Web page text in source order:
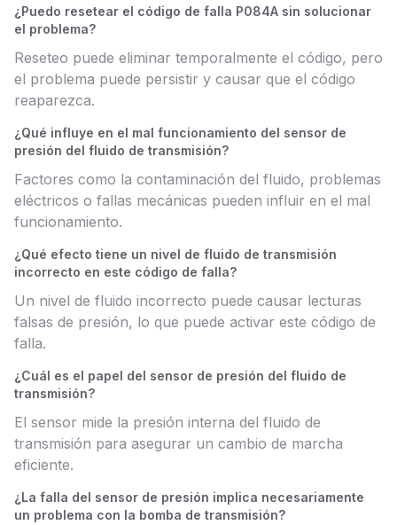
¿Puedo resetear el código de falla P084A sin solucionar
el problema?
Reseteo puede eliminar temporalmente el código, pero
el problema puede persistir y causar que el código
reaparezca.
¿Qué influye en el mal funcionamiento del sensor de
presión del fluido de transmisión?
Factores como la contaminación del fluido, problemas
eléctricos o fallas mecánicas pueden influir en el mal
funcionamiento.
¿Qué efecto tiene un nivel de fluido de transmisión
incorrecto en este código de falla?
Un nivel de fluido incorrecto puede causar lecturas
falsas de presión, lo que puede activar este código de
falla.
¿Cuál es el papel del sensor de presión del fluido de
transmisión?
El sensor mide la presión interna del fluido de
transmisión para asegurar un cambio de marcha
eficiente.
¿La falla del sensor de presión implica necesariamente
un problema con la bomba de transmisión?